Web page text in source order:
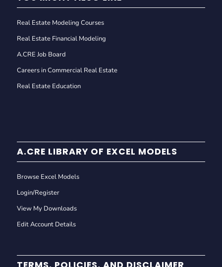
Real Estate Modeling Courses
Real Estate Financial Modeling
A.CRE Job Board
Careers in Commercial Real Estate
Real Estate Education
A.CRE LIBRARY OF EXCEL MODELS
Browse Excel Models
Login/Register
View My Downloads
Edit Account Details